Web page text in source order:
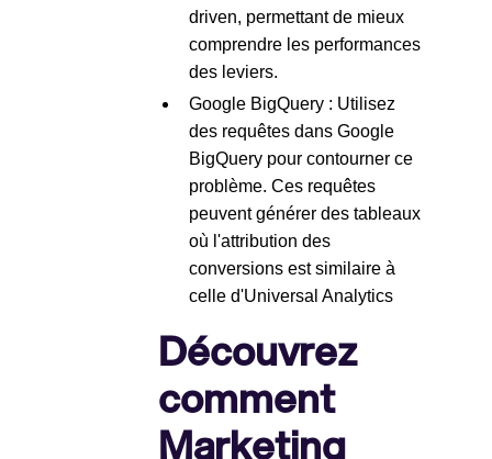
driven, permettant de mieux
comprendre les performances
des leviers.
Google BigQuery : Utilisez
des requêtes dans Google
BigQuery pour contourner ce
problème. Ces requêtes
peuvent générer des tableaux
où l'attribution des
conversions est similaire à
celle d'Universal Analytics
Découvrez
comment
Marketing